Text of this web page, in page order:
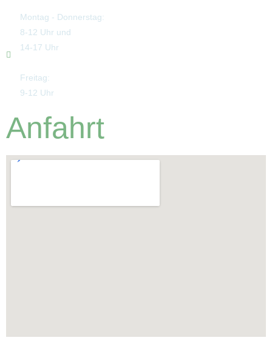
Montag - Donnerstag:
8-12 Uhr und
14-17 Uhr
Freitag:
9-12 Uhr
Anfahrt